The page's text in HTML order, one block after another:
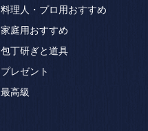
料理人・プロ用おすすめ
家庭用おすすめ
包丁研ぎと道具
プレゼント
最高級